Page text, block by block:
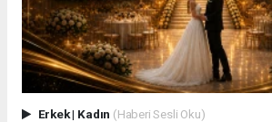
Erkek| Kadın (Haberi Sesli Oku)